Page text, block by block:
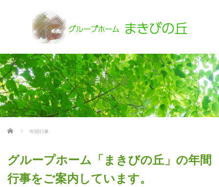
年間行事
ホーム 年間行事
グループホーム「まきびの丘」の年間
行事をご案内しています。